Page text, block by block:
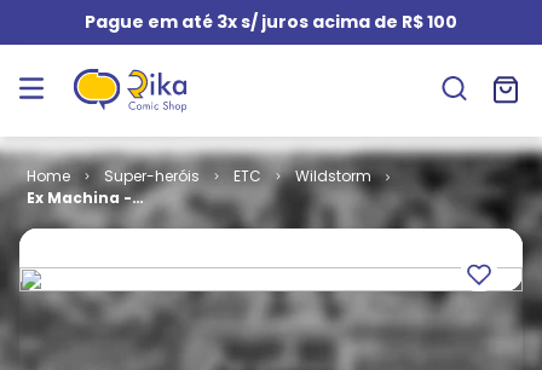
Pague em até 3x s/ juros acima de R$ 100
Super-heróis ETC
Wildstorm
Ex Machina -
Símbolo # 3